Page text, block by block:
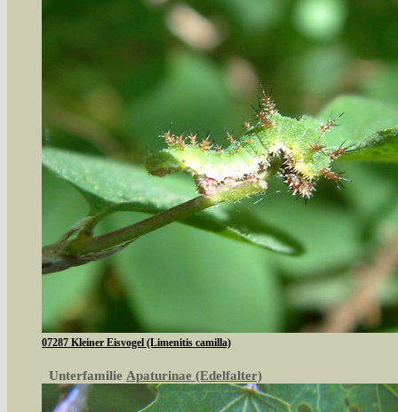
07287 Kleiner Eisvogel (Limenitis camilla)
Unterfamilie Apaturinae (Edelfalter)